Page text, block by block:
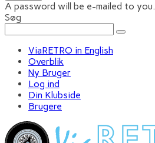
A password will be e-mailed to you.
Søg
ViaRETRO in English
Overblik
Ny Bruger
Log ind
Din Klubside
Brugere